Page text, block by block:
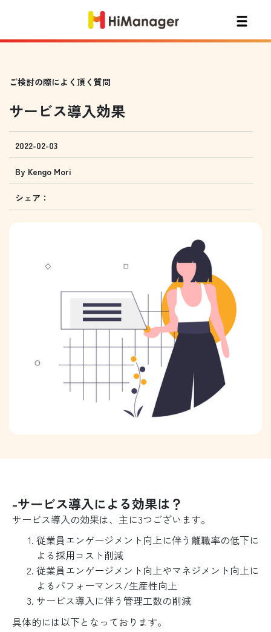
ご検討の際によく頂く質問
サービス導入効果
2022-02-03
By Kengo Mori
シェア：
-サービス導入による効果は？
サービス導入の効果は、主に3つございます。
従業員エンゲージメント向上に伴う離職率の低下に
よる採用コスト削減
従業員エンゲージメント向上やマネジメント向上に
よるパフォーマンス/生産性向上
サービス導入に伴う管理工数の削減
具体的には以下となっております。